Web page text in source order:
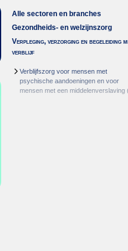
Alle sectoren en branches
Gezondheids- en welzijnszorg
Verpleging, verzorging en begeleiding
verblijf
Verblijfszorg voor mensen met
psychische aandoeningen en voor
mensen met een middelenverslaving